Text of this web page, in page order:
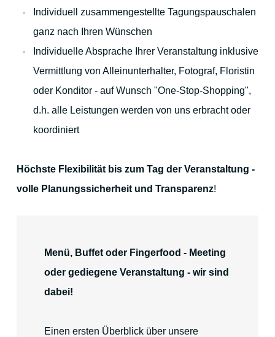
Ihre Gastgeber
Kontakt
Stadtplan
Gästebewertungen
Online Buchen
Individuell zusammengestellte Tagungspauschalen
ganz nach Ihren Wünschen
Individuelle Absprache Ihrer Veranstaltung inklusive
Vermittlung von Alleinunterhalter, Fotograf, Floristin
oder Konditor - auf Wunsch "One-Stop-Shopping",
d.h. alle Leistungen werden von uns erbracht oder
koordiniert
Höchste Flexibilität bis zum Tag der Veranstaltung -
volle Planungssicherheit und Transparenz!
Menü, Buffet oder Fingerfood - Meeting
oder gediegene Veranstaltung - wir sind
dabei!
Einen ersten Überblick über unsere